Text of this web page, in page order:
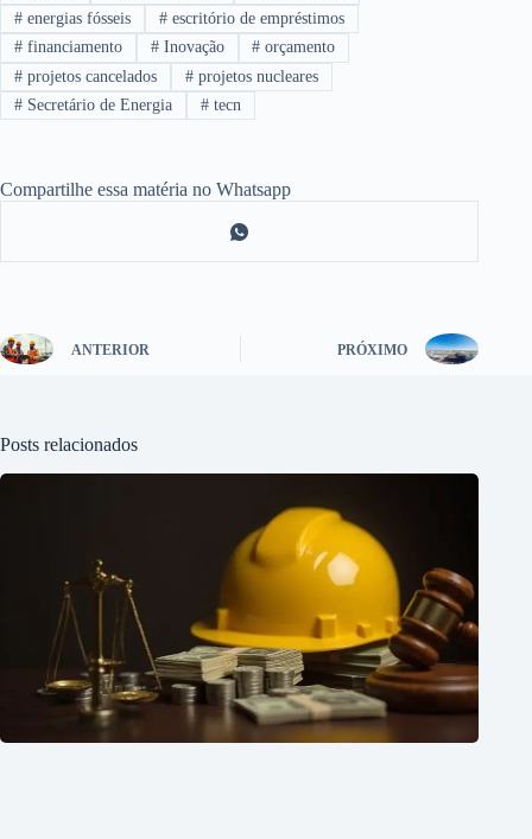
#energias fósseis #escritório de empréstimos
#financiamento #Inovação # orçamento
#projetos cancelados #projetos nucleares
#Secretário de Energia #tecn
Compartilhe essa matéria no Whatsapp
ANTERIOR PRÓXIMO
Posts relacionados